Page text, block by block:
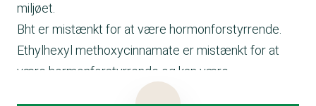
miljøet.
Bht er mistænkt for at være hormonforstyrrende.
Ethylhexyl methoxycinnamate er mistænkt for at
være hormonforstyrrende og kan være
problematisk for miljøet.